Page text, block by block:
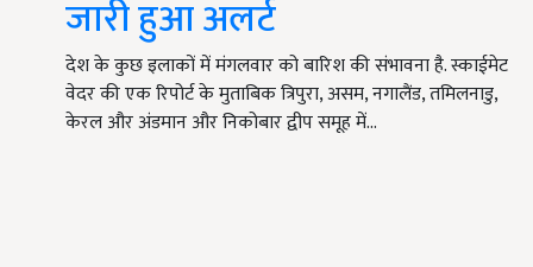
जारी हुआ अलर्ट
देश के कुछ इलाकों में मंगलवार को बारिश की संभावना है. स्काईमेट
वेदर की एक रिपोर्ट के मुताबिक त्रिपुरा, असम, नगालैंड, तमिलनाडु,
केरल और अंडमान और निकोबार द्वीप समूह में…